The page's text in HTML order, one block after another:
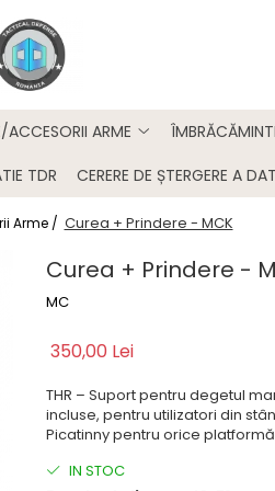
ACCESORII ARME
TDR CERERE DE ȘTERGERE A
Arme / Curea + Prindere - MCK
Curea + Prindere -
MC
350,00 Lei
THR – Suport pentru degetul
incluse, pentru utilizatori din
Picatinny pentru orice
IN STOC